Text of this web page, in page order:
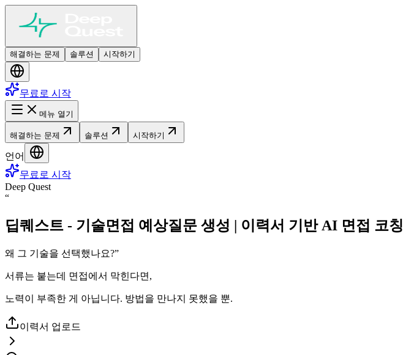
해결하는 문제 솔루션 시작하기
무료로 시작
메뉴 열기
해결하는 문제 솔루션 시작하기
언어
무료로 시작
Deep Quest
“
딥퀘스트 - 기술면접 예상질문 생성 | 이력서 기반 AI 면접 코칭
왜 그 기술을 선택했나요?”
서류는 붙는데 면접에서 막힌다면,
노력이 부족한 게 아닙니다. 방법을 만나지 못했을 뿐.
이력서 업로드